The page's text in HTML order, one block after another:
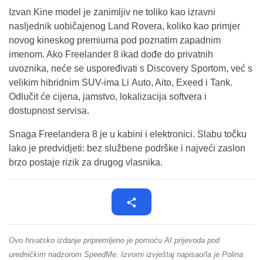
Izvan Kine model je zanimljiv ne toliko kao izravni
nasljednik uobičajenog Land Rovera, koliko kao primjer
novog kineskog premiuma pod poznatim zapadnim
imenom. Ako Freelander 8 ikad dođe do privatnih
uvoznika, neće se uspoređivati s Discovery Sportom, već s
velikim hibridnim SUV-ima Li Auto, Aito, Exeed i Tank.
Odlučit će cijena, jamstvo, lokalizacija softvera i
dostupnost servisa.
Snaga Freelandera 8 je u kabini i elektronici. Slabu točku
lako je predvidjeti: bez službene podrške i najveći zaslon
brzo postaje rizik za drugog vlasnika.
Ovo hrvatsko izdanje pripremljeno je pomoću AI prijevoda pod
uredničkim nadzorom SpeedMe. Izvorni izvještaj napisao/la je Polina